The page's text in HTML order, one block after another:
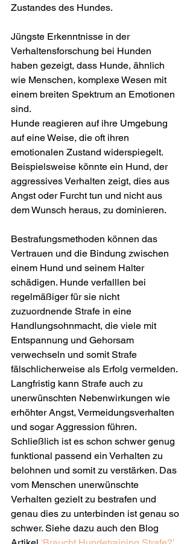
Zustandes des Hundes.
Jüngste Erkenntnisse in der
Verhaltensforschung bei Hunden
haben gezeigt, dass Hunde, ähnlich
wie Menschen, komplexe Wesen mit
einem breiten Spektrum an Emotionen
sind.
Hunde reagieren auf ihre Umgebung
auf eine Weise, die oft ihren
emotionalen Zustand widerspiegelt.
Beispielsweise könnte ein Hund, der
aggressives Verhalten zeigt, dies aus
Angst oder Furcht tun und nicht aus
dem Wunsch heraus, zu dominieren.
Bestrafungsmethoden können das
Vertrauen und die Bindung zwischen
einem Hund und seinem Halter
schädigen. Hunde verfalllen bei
regelmäßiger für sie nicht
zuzuordnende Strafe in eine
Handlungsohnmacht, die viele mit
Entspannung und Gehorsam
verwechseln und somit Strafe
fälschlicherweise als Erfolg vermelden.
Langfristig kann Strafe auch zu
unerwünschten Nebenwirkungen wie
erhöhter Angst, Vermeidungsverhalten
und sogar Aggression führen.
Schließlich ist es schon schwer genug
funktional passend ein Verhalten zu
belohnen und somit zu verstärken. Das
vom Menschen unerwünschte
Verhalten gezielt zu bestrafen und
genau dies zu unterbinden ist genau so
schwer. Siehe dazu auch den Blog